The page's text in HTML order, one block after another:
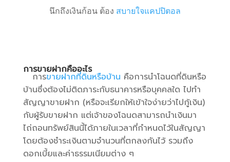
นึกถึงเงินก้อน ต้อง สบายใจแคปปิตอล
การขายฝากคืออะไร
การขายฝากที่ดินหรือบ้าน คือการนำโฉนดที่ดินหรือ
บ้านซึ่งต้องไม่ติดภาระกับธนาคารหรือบุคคลใด ไปทำ
สัญญาขายฝาก​ (หรือจะเรียกให้เข้าใจง่ายว่าไปกู้เงิน)
กับผู้รับขายฝาก แต่เจ้าของโฉนดสามารถนำเงินมา
ไถ่ถอนทรัพย์สินนี้ได้ภายในเวลาที่กำหนดไว้ในสัญญา
โดยต้องชำระเงินตามจำนวนที่ตกลงกันไว้ รวมถึง
ดอกเบี้ยและค่าธรรมเนียมต่าง ๆ